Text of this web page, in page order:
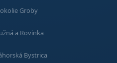
Groby
a Rovinka
Bystrica